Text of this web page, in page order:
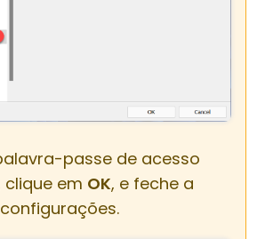
passe de acesso
clique em OK, e feche a